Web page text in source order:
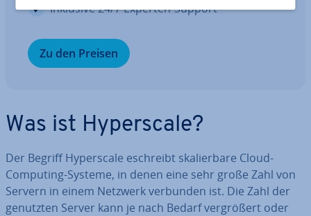
Inklusive 24/7 Experten-Support
Zu den Preisen
Was ist Hy­pers­ca­le?
Der Begriff Hy­pers­ca­le eschreibt ska­lier­ba­re Cloud-
Computing-Systeme, in denen eine sehr große Zahl von
Servern in einem Netzwerk verbunden ist. Die Zahl der
genutzten Server kann je nach Bedarf ver­grö­ßert oder